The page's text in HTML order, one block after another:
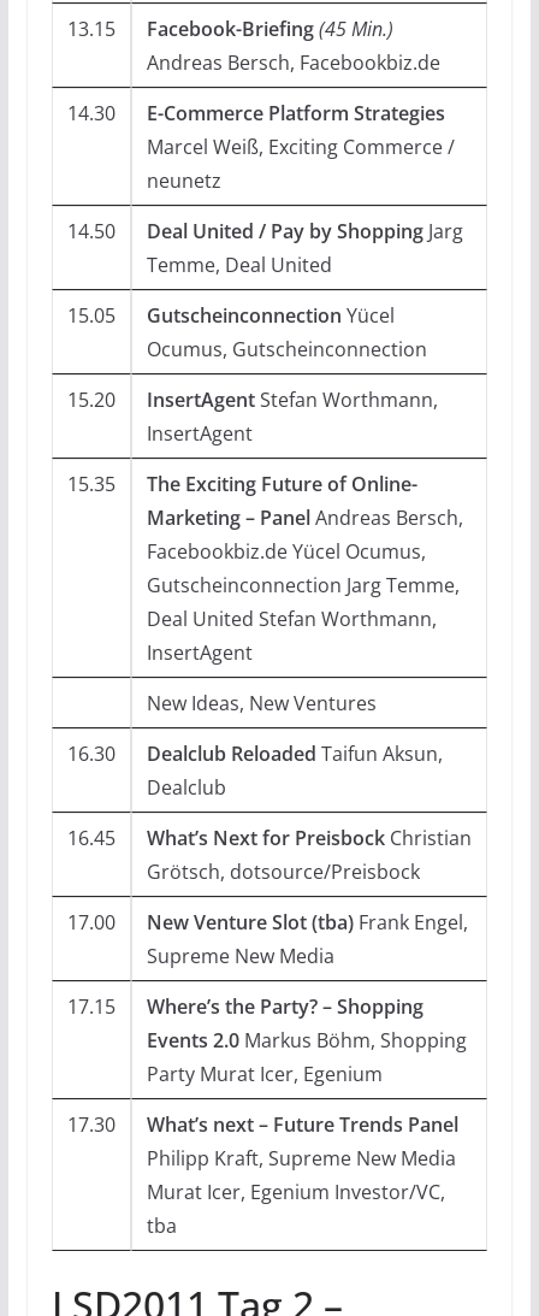
13.15
Facebook-Briefing(45 Min.)
Andreas Bersch, Facebookbiz.de
14.30
E-Commerce Platform Strategies
Marcel Weiß, Exciting Commerce /
neunetz
14.50
Deal United / Pay by ShoppingJarg
Temme, Deal United
15.05
Gutscheinconnection Yücel
Ocumus, Gutscheinconnection
15.20
InsertAgentStefan Worthmann,
InsertAgent
15.35
The Exciting Future of Online-
Marketing – PanelAndreas Bersch,
Facebookbiz.de Yücel Ocumus,
Gutscheinconnection Jarg Temme,
Deal United Stefan Worthmann,
InsertAgent
New Ideas, New Ventures
16.30
Dealclub Reloaded Taifun Aksun,
Dealclub
16.45
What’s Next for Preisbock Christian
Grötsch, dotsource/Preisbock
17.00
New Venture Slot (tba) Frank Engel,
Supreme New Media
17.15
Where’s the Party? – Shopping
Events 2.0Markus Böhm, Shopping
Party Murat Icer, Egenium
17.30
What’s next – Future Trends Panel
Philipp Kraft, Supreme New Media
Murat Icer, Egenium Investor/VC,
tba
LSD2011 Tag 2 –